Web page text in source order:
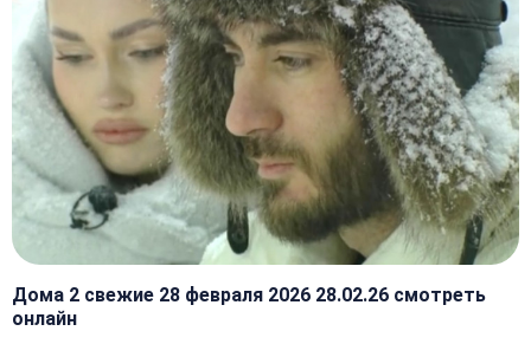
Дома 2 свежие 28 февраля 2026 28.02.26 смотреть
онлайн